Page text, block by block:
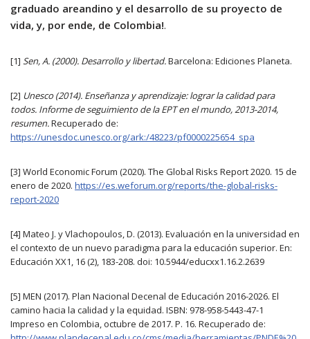
graduado areandino y el desarrollo de su proyecto de
vida, y, por ende, de Colombia!.
[1] Sen, A. (2000). Desarrollo y libertad.Barcelona: Ediciones Planeta.
[2] Unesco (2014). Enseñanza y aprendizaje: lograr la calidad para
todos. Informe de seguimiento de la EPT en el mundo, 2013-2014,
resumen.Recuperado de:
https://unesdoc.unesco.org/ark:/48223/pf0000225654_spa
[3] World Economic Forum (2020). The Global Risks Report 2020. 15 de
enero de 2020. https://es.weforum.org/reports/the-global-risks-
report-2020
[4] Mateo J. y Vlachopoulos, D. (2013). Evaluación en la universidad en
el contexto de un nuevo paradigma para la educación superior. En:
Educación XX1, 16 (2), 183-208. doi: 10.5944/educxx1.16.2.2639
[5] MEN (2017). Plan Nacional Decenal de Educación 2016-2026. El
camino hacia la calidad y la equidad. ISBN: 978-958-5443-47-1
Impreso en Colombia, octubre de 2017. P. 16. Recuperado de: